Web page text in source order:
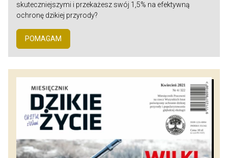
skuteczniejszymi i przekażesz swój 1,5% na efektywną
ochronę dzikiej przyrody?
POMAGAM